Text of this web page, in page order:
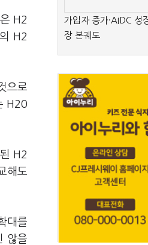
H2
H2
으로
H20
H2
해도
대를
않을
가입자 증가·AIDC 성
장 본궤도